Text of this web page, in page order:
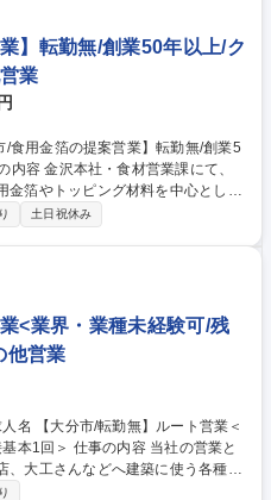
】転勤無/創業50年以上/ク
業
金箔やトッピング材料を中心とした
業を担当していただきます。 具体
整を行うことも重要な業務となり
定した品質と供給体制を支える営
品や菓子メーカー、飲食関連事業者
っていただきます。 募集職種
/創業50年以上/クリエイティブに活
土日祝休み
<業界・業種未経験可/残
他営業
当社の営業と
、大工さんなどへ建築に使う各種資
。新規先への飛び込み営業などはあ